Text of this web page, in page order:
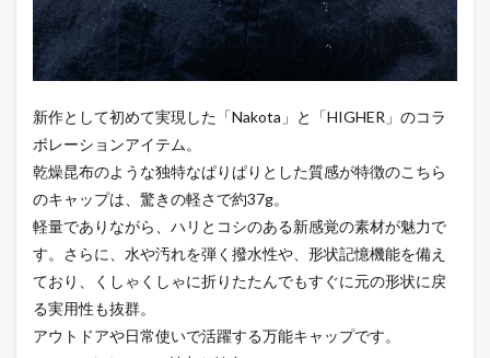
新作として初めて実現した「Nakota」と「HIGHER」のコラ
ボレーションアイテム。
乾燥昆布のような独特なぱりぱりとした質感が特徴のこちら
のキャップは、驚きの軽さで約37g。
軽量でありながら、ハリとコシのある新感覚の素材が魅力で
す。さらに、水や汚れを弾く撥水性や、形状記憶機能を備え
ており、くしゃくしゃに折りたたんでもすぐに元の形状に戻
る実用性も抜群。
アウトドアや日常使いで活躍する万能キャップです。